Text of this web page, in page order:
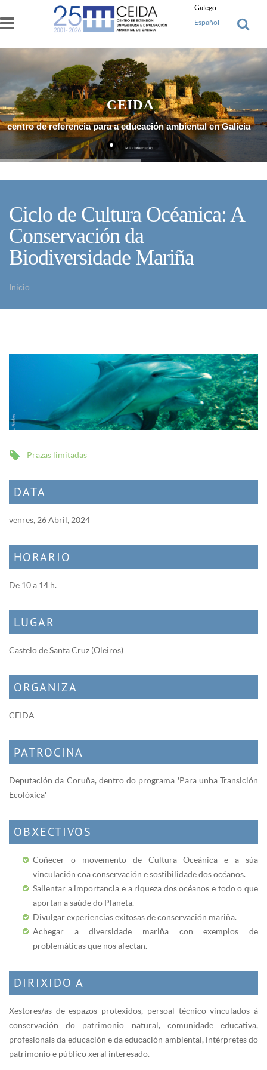
Ir o contido principal
Galego
Español
centro de referencia para a educación ambiental en Galicia
Máis Información
CEIDA
Ciclo de Cultura Océanica: A
Conservación da
Biodiversidade Mariña
Inicio
Prazas limitadas
DATA
venres, 26 Abril, 2024
HORARIO
De 10 a 14 h.
LUGAR
Castelo de Santa Cruz (Oleiros)
ORGANIZA
CEIDA
PATROCINA
Deputación da Coruña, dentro do programa 'Para unha Transición
Ecolóxica'
OBXECTIVOS
Coñecer o movemento de Cultura Oceánica e a súa
vinculación coa conservación e sostibilidade dos océanos.
Salientar a importancia e a riqueza dos océanos e todo o que
aportan a saúde do Planeta.
Divulgar experiencias exitosas de conservación mariña.
Achegar a diversidade mariña con exemplos de
problemáticas que nos afectan.
DIRIXIDO A
Xestores/as de espazos protexidos, persoal técnico vinculados á
conservación do patrimonio natural, comunidade educativa,
profesionais da educación e da educación ambiental, intérpretes do
patrimonio e público xeral interesado.